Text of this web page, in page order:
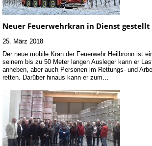
Neuer Feuerwehrkran in Dienst gestellt
25. März 2018
Der neue mobile Kran der Feuerwehr Heilbronn ist
seinem bis zu 50 Meter langen Ausleger kann er
anheben, aber auch Personen im Rettungs- und
retten. Darüber hinaus kann er zum…